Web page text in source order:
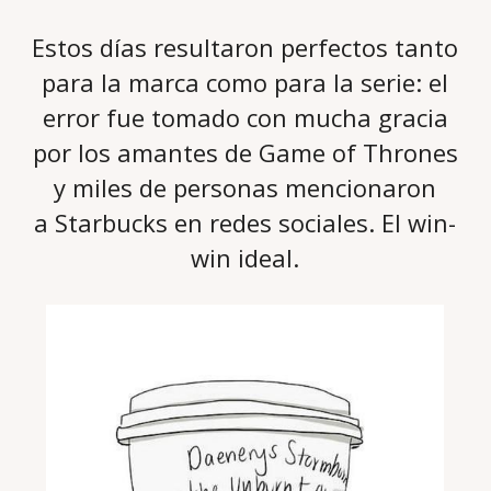
Estos días resultaron perfectos tanto
para la marca como para la serie: el
error fue tomado con mucha gracia
por los amantes de Game of Thrones
y miles de personas mencionaron
a Starbucks en redes sociales. El win-
win ideal.